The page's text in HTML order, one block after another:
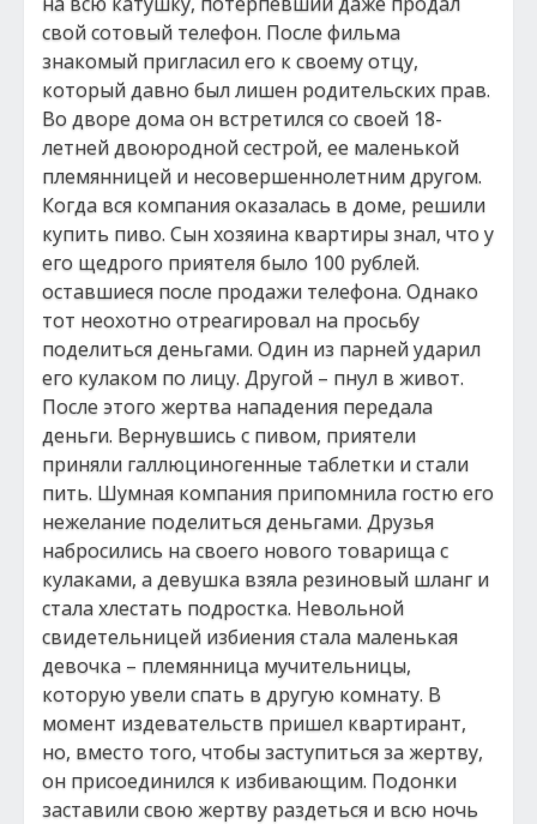
свой сотовый телефон. После фильма
знакомый пригласил его к своему отцу,
который давно был лишен родительских прав.
Во дворе дома он встретился со своей 18-
летней двоюродной сестрой, ее маленькой
племянницей и несовершеннолетним другом.
Когда вся компания оказалась в доме, решили
купить пиво. Сын хозяина квартиры знал, что у
его щедрого приятеля было 100 рублей.
оставшиеся после продажи телефона. Однако
тот неохотно отреагировал на просьбу
поделиться деньгами. Один из парней ударил
его кулаком по лицу. Другой – пнул в живот.
После этого жертва нападения передала
деньги. Вернувшись с пивом, приятели
приняли галлюциногенные таблетки и стали
пить. Шумная компания припомнила гостю его
нежелание поделиться деньгами. Друзья
набросились на своего нового товарища с
кулаками, а девушка взяла резиновый шланг и
стала хлестать подростка. Невольной
свидетельницей избиения стала маленькая
девочка – племянница мучительницы,
которую увели спать в другую комнату. В
момент издевательств пришел квартирант,
но, вместо того, чтобы заступиться за жертву,
он присоединился к избивающим. Подонки
заставили свою жертву раздеться и всю ночь